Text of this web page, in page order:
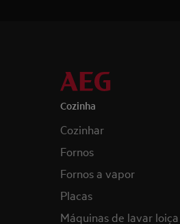
Cozinha
Cozinhar
Fornos
Fornos a vapor
Placas
Máquinas de lavar loiça